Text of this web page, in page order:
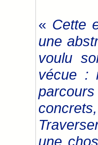
« Cette
une
voulu
vécue :
une